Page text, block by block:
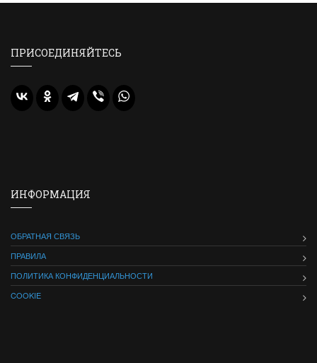
ПРИСОЕДИНЯЙТЕСЬ
ИНФОРМАЦИЯ
ОБРАТНАЯ СВЯЗЬ
ПРАВИЛА
ПОЛИТИКА КОНФИДЕНЦИАЛЬНОСТИ
COOKIE